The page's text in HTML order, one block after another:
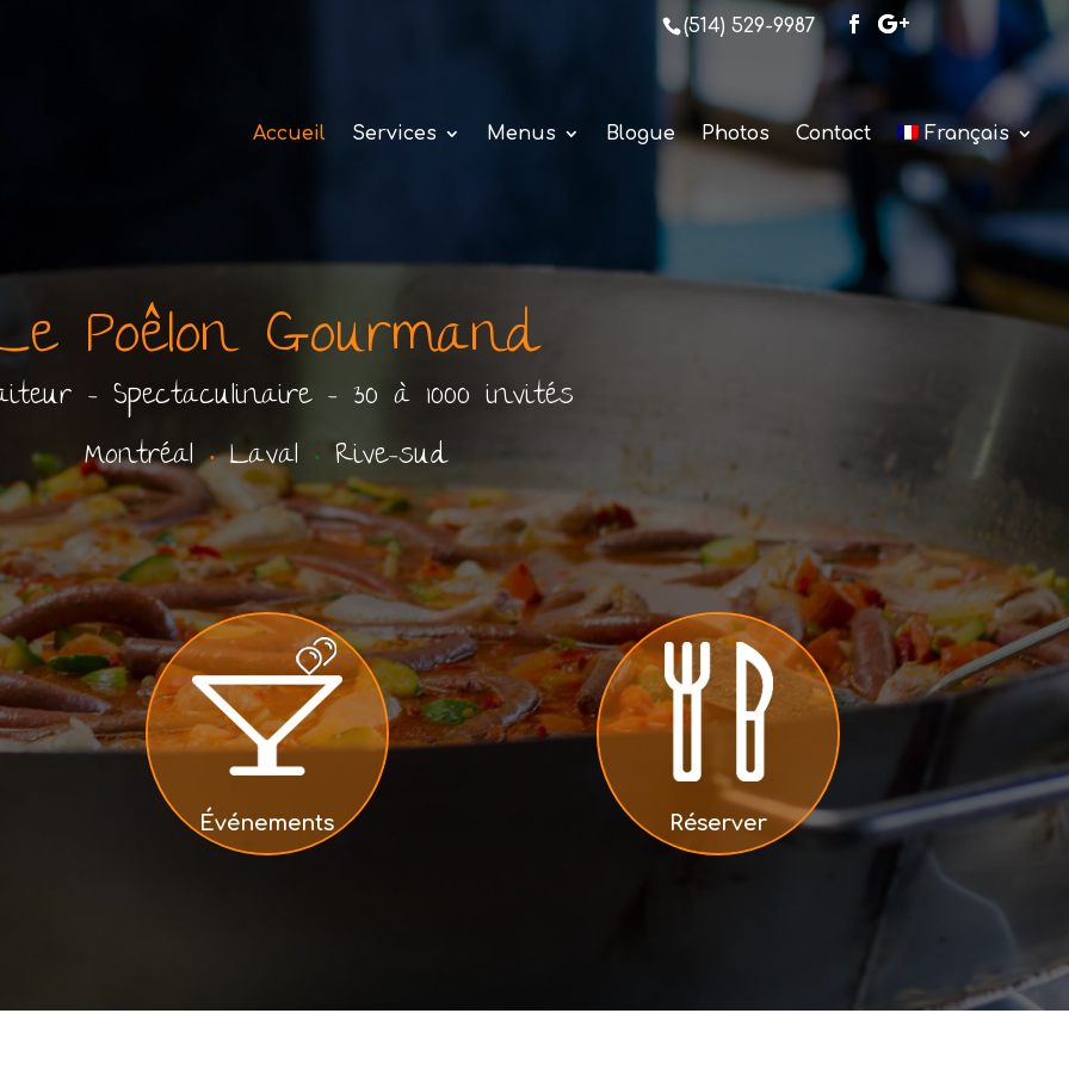
(514) 529-9987
Accueil Services Menus Blogue Photos Contact Français
Poêlon Gourmand
- Spectaculinaire - 30 à 1000 invités
Montréal•Laval • Rive-sud
Événements Réserver